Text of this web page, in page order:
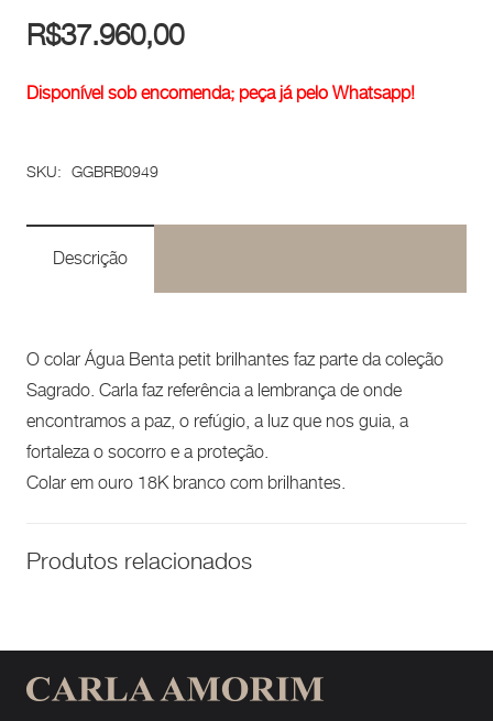
R$37.960,00
Disponível sob encomenda; peça já pelo Whatsapp!
SKU: GGBRB0949
Descrição
O colar Água Benta petit brilhantes faz parte da coleção
Sagrado. Carla faz referência a lembrança de onde
encontramos a paz, o refúgio, a luz que nos guia, a
fortaleza o socorro e a proteção.
Colar em ouro 18K branco com brilhantes.
Produtos relacionados